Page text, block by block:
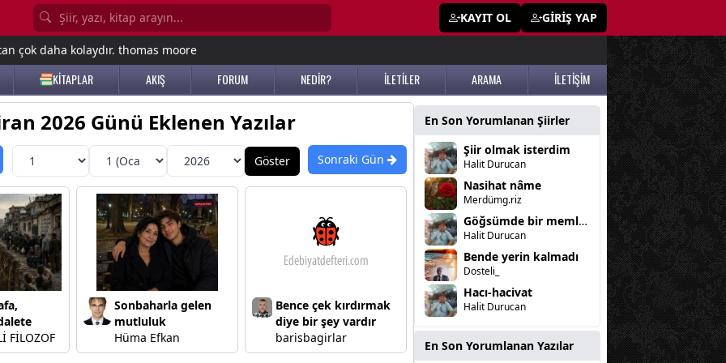
KAYIT OL GİRİŞ YAP
çok daha kolaydır. thomas moore
KİTAPLAR AKIŞ FORUM NEDİR? İLETİLER ARAMA İLETİŞİM
2026 Günü Eklenen Yazılar
Sonraki Gün
FİLOZOF
Sonbaharla gelen
mutluluk
Hüma Efkan
Bence çek kırdırmak
diye bir şey vardır
barisbagirlar
En Son Yorumlanan Şiirler
Şiir olmak isterdim
Halit Durucan
Nasihat nâme
Merdümg.riz
Göğsümde bir memleket yanıyor
Halit Durucan
Bende yerin kalmadı
Dosteli_
Hacı-hacivat
Halit Durucan
En Son Yorumlanan Yazılar